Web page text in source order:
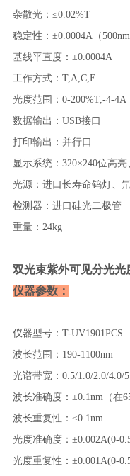
杂散光： ≤0.02%T
稳定性 ： ±0.0004A（500nm
基线平直度： ±0.0004A
工作方式： T,A,C,E
光度范围 ： 0-200%T,-4-4A
数据输出 ： USB接口
打印输出 ： 并行口
显示系统： 320×240位高
光源： 进口长寿命钨灯、
检测器 ： 进口硅光二极管
重量： 24kg
双光束紫外可见分光光
仪器参数：
仪器型号： T-UV1901PCS
波长范围 ： 190-1100nm
光谱带宽： 0.5/1.0/2.0/4.0/
波长准确度： ±0.1nm（在
波长重复性 ： ≤0.1nm
光度准确度： ±0.002A(0-
光度重复性 ： ±0.001A(0-